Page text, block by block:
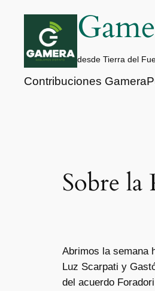
contenido
desde Tierra del
Contribuciones Gamera
Sobre la
Abrimos la semana
Luz Scarpati y
del acuerdo